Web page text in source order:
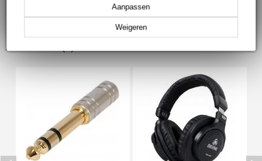
Weigeren
Aanpassen
Accessoires (6)